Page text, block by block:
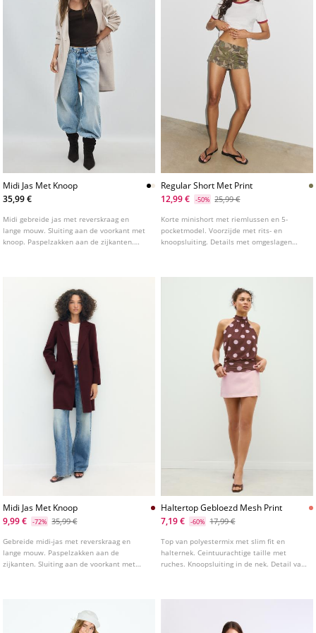
Midi Jas Met Knoop
35,99 €
Midi gebreide jas met reverskraag en
lange mouw. Sluiting aan de voorkant met
knoop. Paspelzakken aan de zijkanten.
Regular Short Met Print
12,99 €
-50% 25,99 €
Korte minishort met riemlussen en 5-
pocketmodel. Voorzijde met rits- en
knoopsluiting. Details met omgeslagen
Midi Jas Met Knoop
9,99 €
-72% 35,99 €
Gebreide midi-jas met reverskraag en
lange mouw. Paspelzakken aan de
zijkanten. Sluiting aan de voorkant met
Haltertop Gebloezd Mesh Print
7,19 €
-60% 17,99 €
Top van polyestermix met slim fit en
halternek. Ceintuurachtige taille met
ruches. Knoopsluiting in de nek. Detail van